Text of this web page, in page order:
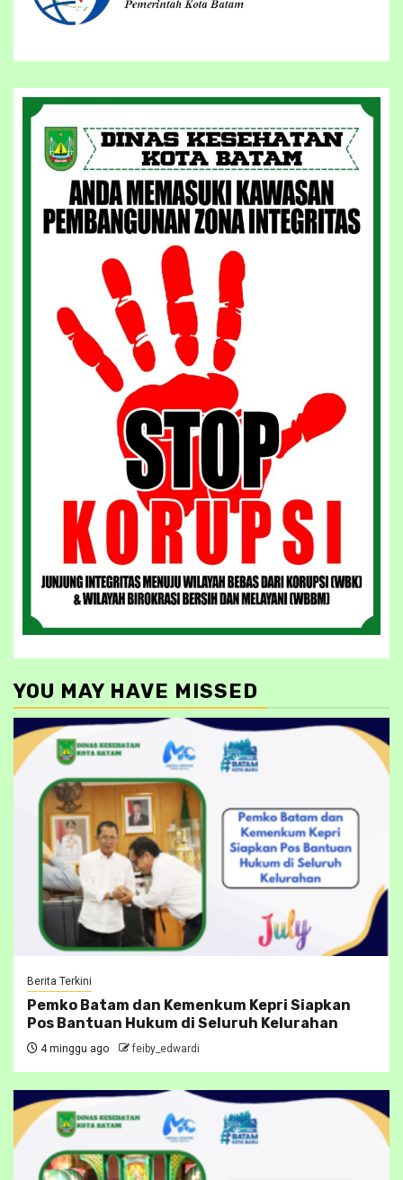
YOU MAY HAVE MISSED
Berita Terkini
Pemko Batam dan Kemenkum Kepri Siapkan
Pos Bantuan Hukum di Seluruh Kelurahan
4 minggu ago feiby_edwardi